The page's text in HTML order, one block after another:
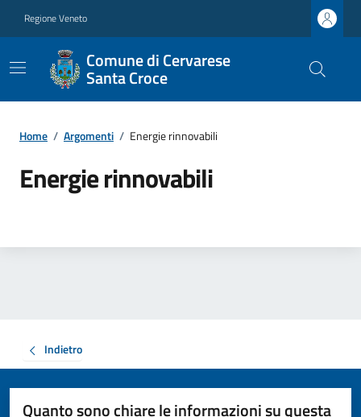
Regione Veneto
Comune di Cervarese
Santa Croce
Home / Argomenti / Energie rinnovabili
Energie rinnovabili
Indietro
Quanto sono chiare le informazioni su questa